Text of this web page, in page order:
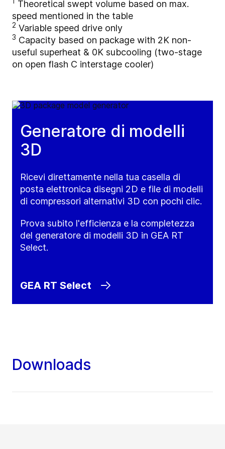
Theoretical swept volume based on max.
speed mentioned in the table
2 Variable speed drive only
3 Capacity based on package with 2K non-
useful superheat & 0K subcooling (two-stage
on open flash C interstage cooler)
Generatore di modelli
3D
Ricevi direttamente nella tua casella di
posta elettronica disegni 2D e file di modelli
di compressori alternativi 3D con pochi clic.
Prova subito l'efficienza e la completezza
del generatore di modelli 3D in GEA RT
Select.
GEA RT Select
Downloads